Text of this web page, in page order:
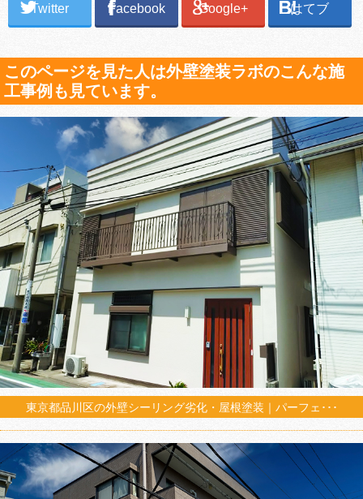
Twitter Facebook Google+ はてブ
このページを見た人は外壁塗装ラボのこんな施
工事例も見ています。
東京都品川区の外壁シーリング劣化・屋根塗装｜パーフェ･･･